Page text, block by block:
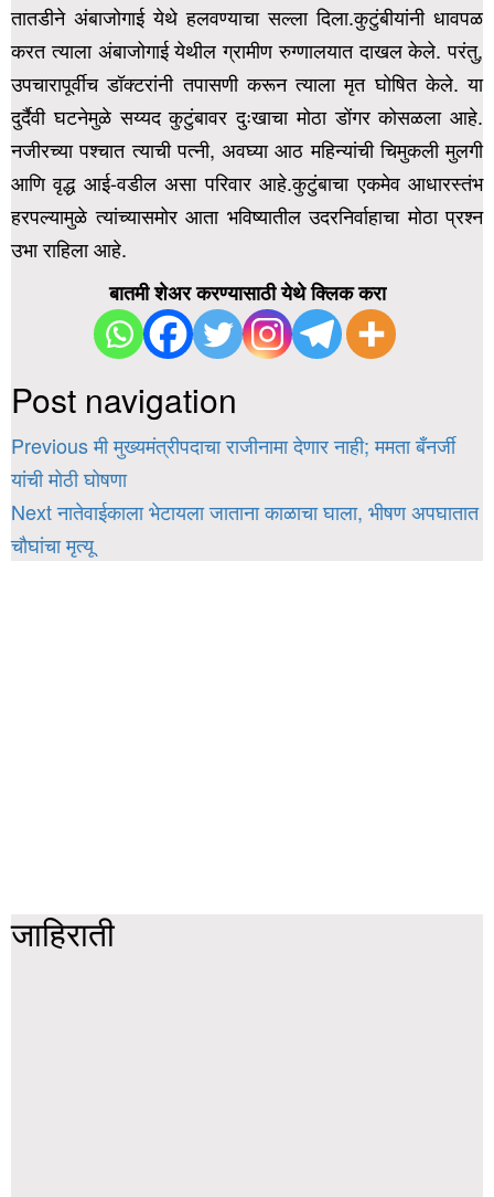
तातडीने अंबाजोगाई येथे हलवण्याचा सल्ला दिला.कुटुंबीयांनी धावपळ
करत त्याला अंबाजोगाई येथील ग्रामीण रुग्णालयात दाखल केले. परंतु,
उपचारापूर्वीच डॉक्टरांनी तपासणी करून त्याला मृत घोषित केले.या
दुर्दैवी घटनेमुळे सय्यद कुटुंबावर दुःखाचा मोठा डोंगर कोसळला आहे.
नजीरच्या पश्चात त्याची पत्नी, अवघ्या आठ महिन्यांची चिमुकली मुलगी
आणि वृद्ध आई-वडील असा परिवार आहे.कुटुंबाचा एकमेव आधारस्तंभ
हरपल्यामुळे त्यांच्यासमोर आता भविष्यातील उदरनिर्वाहाचा मोठा प्रश्न
उभा राहिला आहे.
बातमी शेअर करण्यासाठी येथे क्लिक करा
Post navigation
Previousमी मुख्यमंत्रीपदाचा राजीनामा देणार नाही; ममता बँनर्जी
यांची मोठी घोषणा
Nextनातेवाईकाला भेटायला जाताना काळाचा घाला, भीषण अपघातात
चौघांचा मृत्यू
जाहिराती